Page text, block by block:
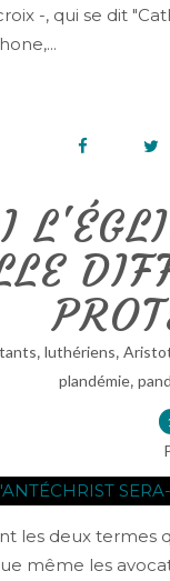
-, qui se dit
, luthériens,
plandémie,
les deux termes
même les